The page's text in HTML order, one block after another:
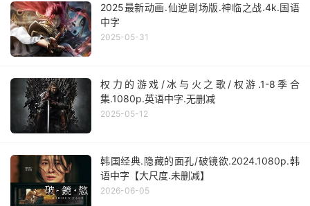
2025最新动画.仙逆剧场版.神临之战.4k.国语
中字
2025-05-31
权力的游戏/冰与火之歌/权游.1-8季合
集.1080p.英语中字.无删减
2025-05-12
韩国经典.隐藏的面孔/破镜欲.2024.1080p.韩
语中字【大尺度.未删减】
2026-06-05